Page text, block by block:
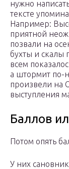
нужно
тексте
Например:
приятной
позвали на
бухты и скалы
всем
а штормит по-
произвели на
выступления
Баллов
Потом опять
У них